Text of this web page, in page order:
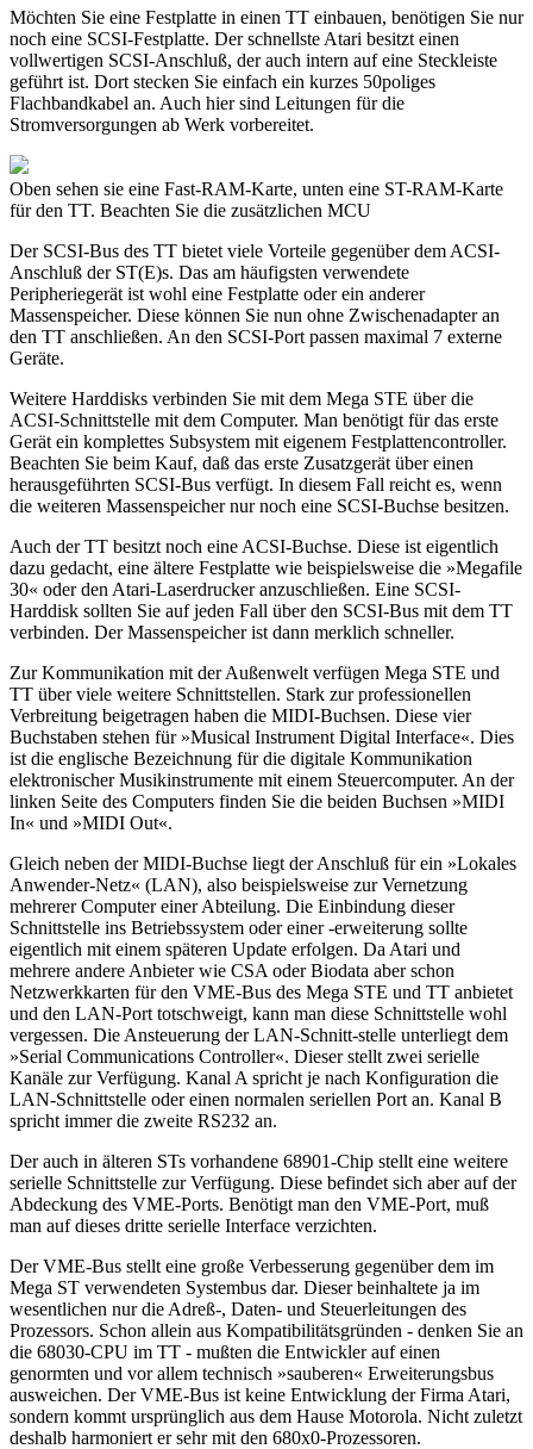
Möchten Sie eine Festplatte in einen TT einbauen, benötigen Sie nur
noch eine SCSI-Festplatte. Der schnellste Atari besitzt einen
vollwertigen SCSI-Anschluß, der auch intern auf eine Steckleiste
geführt ist. Dort stecken Sie einfach ein kurzes 50poliges
Flachbandkabel an. Auch hier sind Leitungen für die
Stromversorgungen ab Werk vorbereitet.
Oben sehen sie eine Fast-RAM-Karte, unten eine ST-RAM-Karte
für den TT. Beachten Sie die zusätzlichen MCU
Der SCSI-Bus des TT bietet viele Vorteile gegenüber dem ACSI-
Anschluß der ST(E)s. Das am häufigsten verwendete
Peripheriegerät ist wohl eine Festplatte oder ein anderer
Massenspeicher. Diese können Sie nun ohne Zwischenadapter an
den TT anschließen. An den SCSI-Port passen maximal 7 externe
Geräte.
Weitere Harddisks verbinden Sie mit dem Mega STE über die
ACSI-Schnittstelle mit dem Computer. Man benötigt für das erste
Gerät ein komplettes Subsystem mit eigenem Festplattencontroller.
Beachten Sie beim Kauf, daß das erste Zusatzgerät über einen
herausgeführten SCSI-Bus verfügt. In diesem Fall reicht es, wenn
die weiteren Massenspeicher nur noch eine SCSI-Buchse besitzen.
Auch der TT besitzt noch eine ACSI-Buchse. Diese ist eigentlich
dazu gedacht, eine ältere Festplatte wie beispielsweise die »Megafile
30« oder den Atari-Laserdrucker anzuschließen. Eine SCSI-
Harddisk sollten Sie auf jeden Fall über den SCSI-Bus mit dem TT
verbinden. Der Massenspeicher ist dann merklich schneller.
Zur Kommunikation mit der Außenwelt verfügen Mega STE und
TT über viele weitere Schnittstellen. Stark zur professionellen
Verbreitung beigetragen haben die MIDI-Buchsen. Diese vier
Buchstaben stehen für »Musical Instrument Digital Interface«. Dies
ist die englische Bezeichnung für die digitale Kommunikation
elektronischer Musikinstrumente mit einem Steuercomputer. An der
linken Seite des Computers finden Sie die beiden Buchsen »MIDI
In« und »MIDI Out«.
Gleich neben der MIDI-Buchse liegt der Anschluß für ein »Lokales
Anwender-Netz« (LAN), also beispielsweise zur Vernetzung
mehrerer Computer einer Abteilung. Die Einbindung dieser
Schnittstelle ins Betriebssystem oder einer -erweiterung sollte
eigentlich mit einem späteren Update erfolgen. Da Atari und
mehrere andere Anbieter wie CSA oder Biodata aber schon
Netzwerkkarten für den VME-Bus des Mega STE und TT anbietet
und den LAN-Port totschweigt, kann man diese Schnittstelle wohl
vergessen. Die Ansteuerung der LAN-Schnitt-stelle unterliegt dem
»Serial Communications Controller«. Dieser stellt zwei serielle
Kanäle zur Verfügung. Kanal A spricht je nach Konfiguration die
LAN-Schnittstelle oder einen normalen seriellen Port an. Kanal B
spricht immer die zweite RS232 an.
Der auch in älteren STs vorhandene 68901-Chip stellt eine weitere
serielle Schnittstelle zur Verfügung. Diese befindet sich aber auf der
Abdeckung des VME-Ports. Benötigt man den VME-Port, muß
man auf dieses dritte serielle Interface verzichten.
Der VME-Bus stellt eine große Verbesserung gegenüber dem im
Mega ST verwendeten Systembus dar. Dieser beinhaltete ja im
wesentlichen nur die Adreß-, Daten- und Steuerleitungen des
Prozessors. Schon allein aus Kompatibilitätsgründen - denken Sie an
die 68030-CPU im TT - mußten die Entwickler auf einen
genormten und vor allem technisch »sauberen« Erweiterungsbus
ausweichen. Der VME-Bus ist keine Entwicklung der Firma Atari,
sondern kommt ursprünglich aus dem Hause Motorola. Nicht zuletzt
deshalb harmoniert er sehr mit den 680x0-Prozessoren.